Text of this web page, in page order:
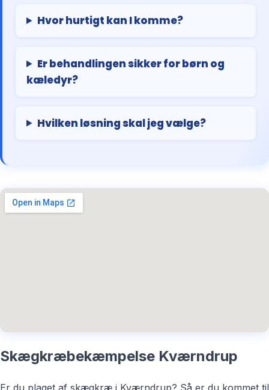
Hvor hurtigt kan I komme?
Er behandlingen sikker for børn og
kæledyr?
Hvilken løsning skal jeg vælge?
Skægkræbekæmpelse Kværndrup
Er du plaget af skægkræ i Kværndrup? Så er du kommet til